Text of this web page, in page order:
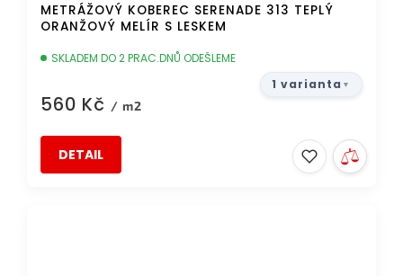
METRÁŽOVÝ KOBEREC SERENADE 313 TEPLÝ
ORANŽOVÝ MELÍR S LESKEM
SKLADEM DO 2 PRAC.DNŮ ODEŠLEME
560 Kč / m2
DETAIL
1 varianta